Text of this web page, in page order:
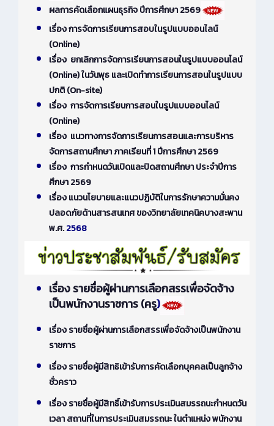
ผลการคัดเลือกแผนธุรกิจ ปีการศึกษา 2569
เรื่อง การจัดการเรียนการสอบในรูปแบบออนไลน์
(Online)
เรื่อง ยกเลิกการจัดการเรียนการสอนในรูปแบบออนไลน์
(Online) ในวันพุธ และเปิดทำการเรียนการสอนในรูปแบบ
ปกติ (On-site)
เรื่อง การจัดการเรียนการสอนในรูปแบบออนไลน์
(Online)
เรื่อง แนวทางการจัดการเรียนการสอนและการบริหาร
จัดการสถานศึกษา ภาคเรียนที่ 1 ปีการศึกษา 2569
เรื่อง การกำหนดวันเปิดและปิดสถานศึกษา ประจำปีการ
ศึกษา 2569
เรื่อง แนวนโยบายและแนวปฏิบัติในการรักษาความมั่นคง
ปลอดภัยด้านสารสนเทศ ของวิทยาลัยเทคนิคบางสะพาน
พ.ศ.2568
เรื่อง รายชื่อผู้ผ่านการเลือกสรรเพื่อจัดจ้าง
เป็นพนักงานราชการ (ครู)
เรื่อง รายชื่อผู้ผ่านการเลือกสรรเพื่อจัดจ้างเป็นพนักงาน
ราชการ
เรื่อง รายชื่อผู้มีสิทธิเข้ารับการคัดเลือกบุคคลเป็นลูกจ้าง
ชั่วคราว
เรื่อง รายชื่อผู้มีสิทธิ์เข้ารับการประเมินสมรรถนะกำหนดวัน
เวลา สถานที่ในการประเมินสมรรถนะ ในตำแหน่ง พนักงาน